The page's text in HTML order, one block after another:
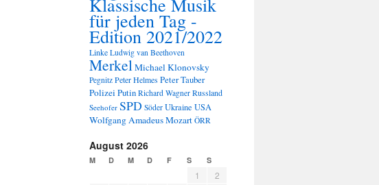
Klassische Musik
für jeden Tag -
Edition 2021/2022
Linke Ludwig van Beethoven
MerkelMichael Klonovsky
Pegnitz Peter HelmesPeter Tauber
PolizeiPutin Richard Wagner Russland
Seehofer SPD Söder Ukraine USA
Wolfgang Amadeus Mozart ÖRR
August 2026
M D M D F S S
1
2